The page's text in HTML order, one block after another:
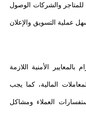
للمتاجر والشركات الوصول
عملية التسويق والإعلان
الأمنية اللازمة
المالية، كما يجب
العملاء ومشاكل